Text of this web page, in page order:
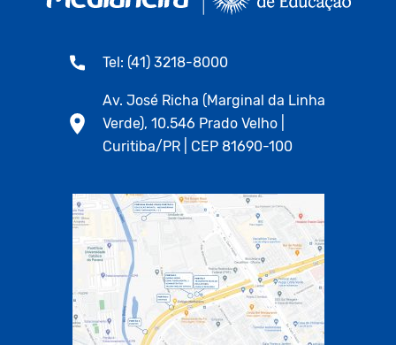
Tel: (41) 3218-8000
Av. José Richa (Marginal da Linha
Verde), 10.546 Prado Velho |
Curitiba/PR | CEP 81690-100